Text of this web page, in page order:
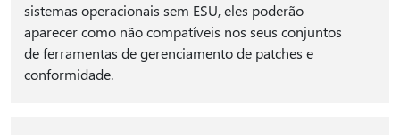
sistemas operacionais sem ESU, eles poderão
aparecer como não compatíveis nos seus conjuntos
de ferramentas de gerenciamento de patches e
conformidade.